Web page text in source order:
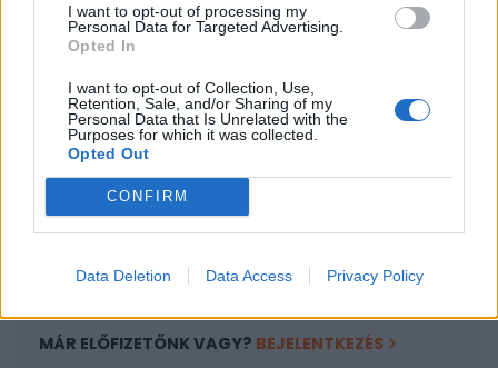
I want to opt-out of processing my
Personal Data for Targeted Advertising.
Opted In
I want to opt-out of Collection, Use,
Retention, Sale, and/or Sharing of my
Personal Data that Is Unrelated with the
Purposes for which it was collected.
Opted Out
CONFIRM
Data Deletion Data Access Privacy Policy
A keresett cikk a portfolio.hu hírarchívumához
tartozik, melynek olvasása előfizetéses
regisztrációhoz kötött.
Az előfizetés a következőket tartalmazza:
Portfolio.hu teljes cikkarchívum
Kötéslisták: BÉT elmúlt 2 év napon belüli
kötéslistái
MÁR ELŐFIZETŐNK VAGY? BEJELENTKEZÉS